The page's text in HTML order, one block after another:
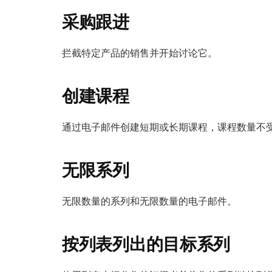
采购跟进
拦截特定产品的销售并开始讨论它。
创建课程
通过电子邮件创建短期或长期课程，课程数量不
无限系列
无限数量的系列和无限数量的电子邮件。
按列表列出的目标系列